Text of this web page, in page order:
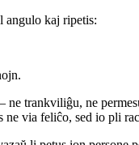
angulo kaj ripetis:
ne
ne via feliĉo, sed io pli